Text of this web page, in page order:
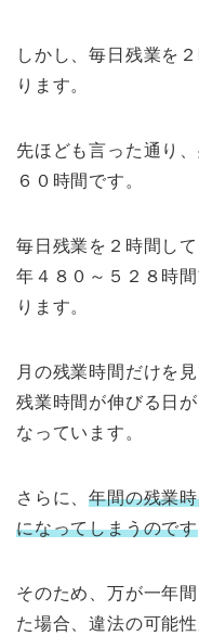
しかし、毎日残業を
ります。
先ほども言った通り
６０時間です。
毎日残業を２時間し
年４８０～５２８時
ります。
月の残業時間だけを
残業時間が伸びる日
なっています。
さらに、年間の残業
になってしまうのです
そのため、万が一年
た場合、違法の可能